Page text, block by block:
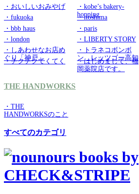
・おいしいおみやげ
・kobe’s bakery-
hopping
・fukuoka
・itoshima
・bbb haus
・paris
・london
・LIBERTY STORY
・しあわせなお店め
ぐり「神戸」
・トラネコボンボ
ン レッツゴー高知
・チクチクてくてく
・はじめまして、福
岡薬院店です。
THE HANDWORKS
・THE
HANDWORKSのこと
すべてのカテゴリ